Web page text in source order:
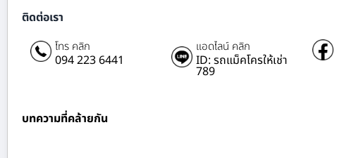
ติดต่อเรา
โทร คลิก
094 223 6441
แอดไลน์ คลิก
ID: รถแม็คโครให้เช่า
789
บทความที่คล้ายกัน